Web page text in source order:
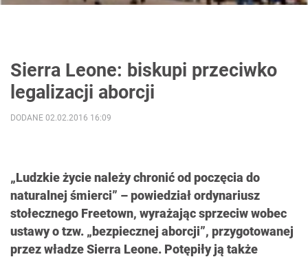
Sierra Leone: biskupi przeciwko
legalizacji aborcji
„Ludzkie życie należy chronić od poczęcia do
naturalnej śmierci” – powiedział ordynariusz
stołecznego Freetown, wyrażając sprzeciw wobec
ustawy o tzw. „bezpiecznej aborcji”, przygotowanej
przez władze Sierra Leone. Potępiły ją także
DODANE 02.02.2016 16:09